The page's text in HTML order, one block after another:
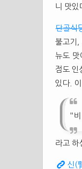
니 맛있
단골식
불고기,
뉴도 맛
점도 인
있다.
"
라고 하
신(